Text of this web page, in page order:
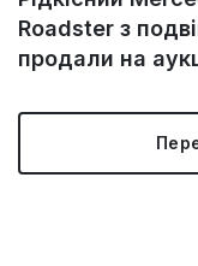
Roadster з
продали на